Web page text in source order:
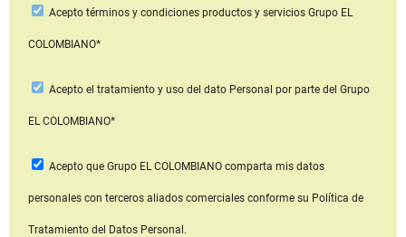
Aceptotérminos y condiciones productos y serviciosGrupo EL
COLOMBIANO*
Acepto el tratamiento y uso del dato Personal por parte del Grupo
EL COLOMBIANO*
Acepto que Grupo EL COLOMBIANOcomparta mis datos
personales con terceros aliados comerciales conforme su Política de
Tratamiento del Datos Personal.